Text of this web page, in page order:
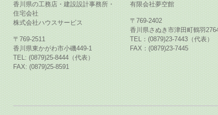
香川県の工務店・建設設計事務所・
住宅会社
株式会社ハウスサービス
〒769-2511
香川県東かがわ市小磯449-1
TEL: (0879)25-8444（代表）
FAX: (0879)25-8591
有限会社夢空館
〒769-2402
香川県さぬき市津田町鶴羽
TEL：(0879)23-7443（代表）
FAX：(0879)23-7445